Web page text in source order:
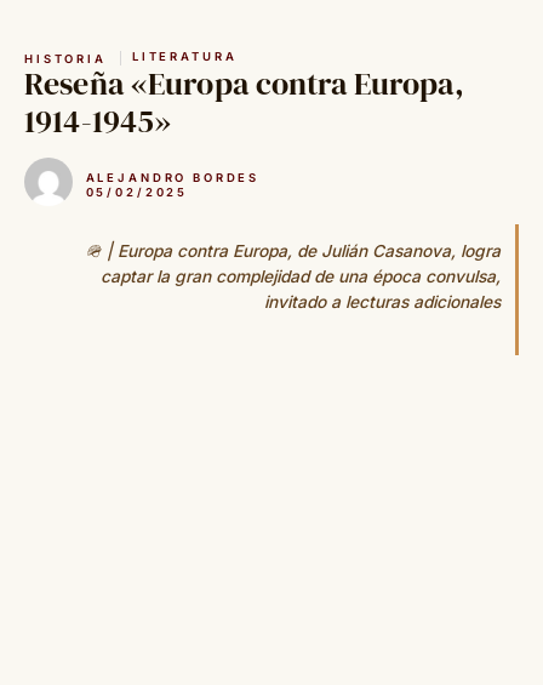
contenido
HISTORIA LITERATURA
Reseña «Europa contra Europa,
1914-1945»
ALEJANDRO BORDES
05/02/2025
🪖 | Europa contra Europa, de Julián Casanova, logra
captar la gran complejidad de una época convulsa,
invitado a lecturas adicionales